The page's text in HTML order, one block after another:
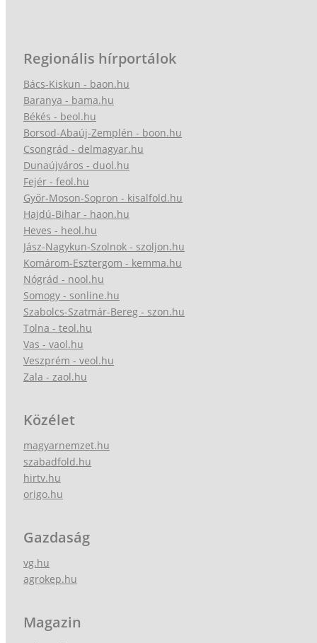
Regionális hírportálok
Bács-Kiskun - baon.hu
Baranya - bama.hu
Békés - beol.hu
Borsod-Abaúj-Zemplén - boon.hu
Csongrád - delmagyar.hu
Dunaújváros - duol.hu
Fejér - feol.hu
Győr-Moson-Sopron - kisalfold.hu
Hajdú-Bihar - haon.hu
Heves - heol.hu
Jász-Nagykun-Szolnok - szoljon.hu
Komárom-Esztergom - kemma.hu
Nógrád - nool.hu
Somogy - sonline.hu
Szabolcs-Szatmár-Bereg - szon.hu
Tolna - teol.hu
Vas - vaol.hu
Veszprém - veol.hu
Zala - zaol.hu
Közélet
magyarnemzet.hu
szabadfold.hu
hirtv.hu
origo.hu
Gazdaság
vg.hu
agrokep.hu
Magazin